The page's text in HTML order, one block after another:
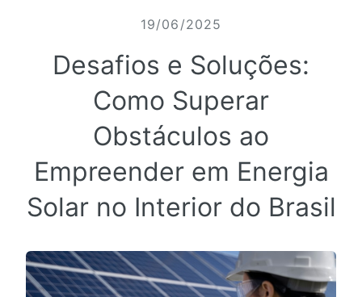
19/06/2025
Desafios e Soluções:
Como Superar
Obstáculos ao
Empreender em Energia
Solar no Interior do Brasil